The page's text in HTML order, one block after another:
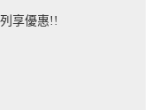
享優惠!!